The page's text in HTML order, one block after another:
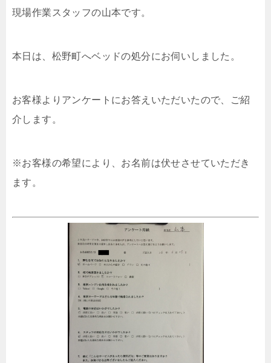
現場作業スタッフの山本です。
本日は、松野町へベッドの処分にお伺いしました。
お客様よりアンケートにお答えいただいたので、ご紹
介します。
※お客様の希望により、お名前は伏せさせていただき
ます。